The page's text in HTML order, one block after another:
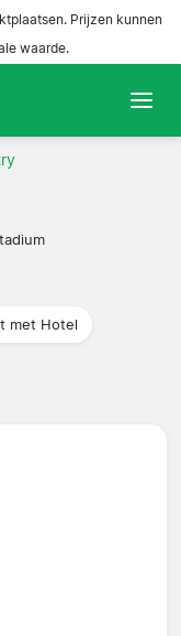
Prijzen kunnen
waarde.
met Hotel